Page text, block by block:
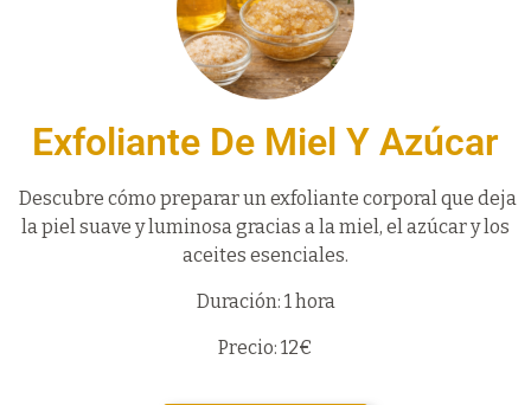
Exfoliante De Miel Y Azúcar
Descubre cómo preparar un exfoliante corporal que deja
la piel suave y luminosa gracias a la miel, el azúcar y los
aceites esenciales.
Duración: 1 hora
Precio: 12€